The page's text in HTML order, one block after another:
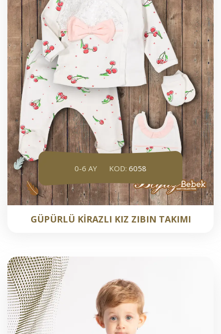
0-6 AY KOD: 6058
GÜPÜRLÜ KİRAZLI KIZ ZIBIN TAKIMI